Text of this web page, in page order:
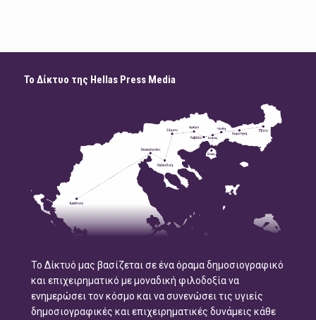
Το Δίκτυο της Hellas Press Media
Το Δίκτυό μας βασίζεται σε ένα όραμα δημοσιογραφικό
και επιχειρηματικό με μοναδική φιλοδοξία να
ενημερώσει τον κόσμο και να συνενώσει τις υγιείς
δημοσιογραφικές και επιχειρηματικές δυνάμεις κάθε